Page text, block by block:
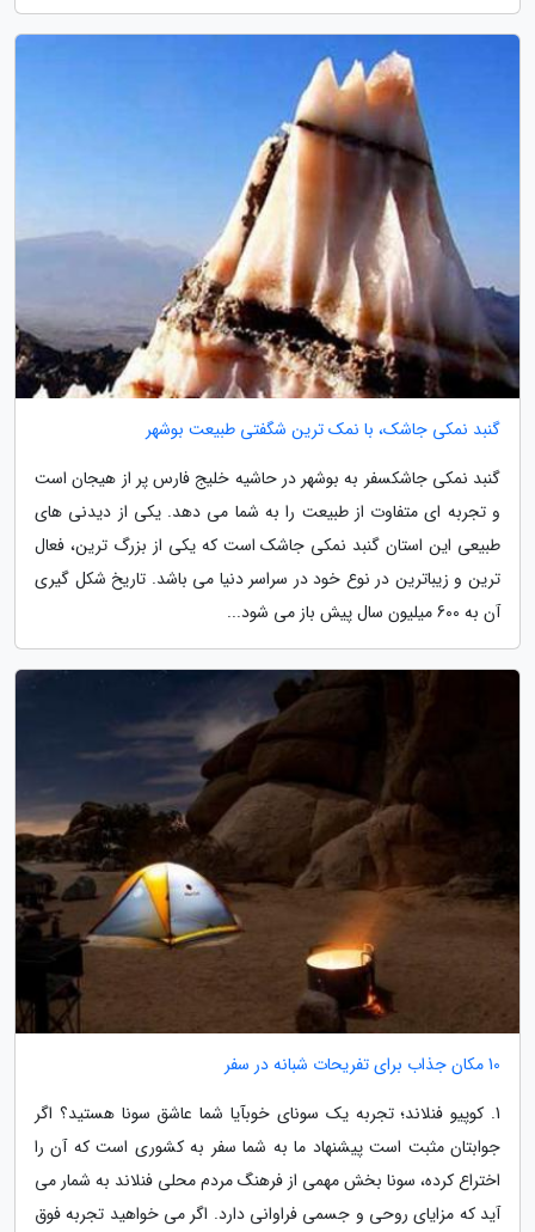
گنبد نمکی جاشک، با نمک ترین شگفتی طبیعت بوشهر
گنبد نمکی جاشکسفر به بوشهر در حاشیه خلیج فارس پر از هیجان است
و تجربه ای متفاوت از طبیعت را به شما می دهد. یکی از دیدنی های
طبیعی این استان گنبد نمکی جاشک است که یکی از بزرگ ترین، فعال
ترین و زیباترین در نوع خود در سراسر دنیا می باشد. تاریخ شکل گیری
آن به 600 میلیون سال پیش باز می شود...
10 مکان جذاب برای تفریحات شبانه در سفر
1. کوپیو فنلاند؛ تجربه یک سونای خوبآیا شما عاشق سونا هستید؟ اگر
جوابتان مثبت است پیشنهاد ما به شما سفر به کشوری است که آن را
اختراع کرده، سونا بخش مهمی از فرهنگ مردم محلی فنلاند به شمار می
آید که مزایای روحی و جسمی فراوانی دارد. اگر می خواهید تجربه فوق